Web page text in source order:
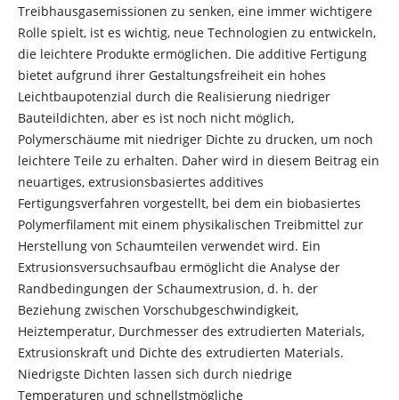
Treibhausgasemissionen zu senken, eine immer wichtigere
Rolle spielt, ist es wichtig, neue Technologien zu entwickeln,
die leichtere Produkte ermöglichen. Die additive Fertigung
bietet aufgrund ihrer Gestaltungsfreiheit ein hohes
Leichtbaupotenzial durch die Realisierung niedriger
Bauteildichten, aber es ist noch nicht möglich,
Polymerschäume mit niedriger Dichte zu drucken, um noch
leichtere Teile zu erhalten. Daher wird in diesem Beitrag ein
neuartiges, extrusionsbasiertes additives
Fertigungsverfahren vorgestellt, bei dem ein biobasiertes
Polymerfilament mit einem physikalischen Treibmittel zur
Herstellung von Schaumteilen verwendet wird. Ein
Extrusionsversuchsaufbau ermöglicht die Analyse der
Randbedingungen der Schaumextrusion, d. h. der
Beziehung zwischen Vorschubgeschwindigkeit,
Heiztemperatur, Durchmesser des extrudierten Materials,
Extrusionskraft und Dichte des extrudierten Materials.
Niedrigste Dichten lassen sich durch niedrige
Temperaturen und schnellstmögliche